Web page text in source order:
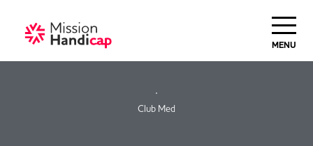
MENU
Club Med